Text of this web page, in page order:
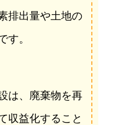
排出量や土地の
す。
は、廃棄物を再
収益化すること